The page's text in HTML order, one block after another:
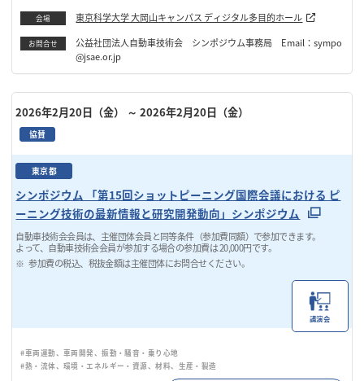
会場 東京科学大学 大岡山キャンパス ディジタル多目的ホール
お問合せ
公益社団法人自動車技術会 シンポジウム事務局 Email：sympo
@jsae.or.jp
2026年2月20日（金） ～ 2026年2月20日（金）
協賛
東京都
シンポジウム 「第15回ショットピーニング国際会議における ピ
ーニング技術の最新情報と研究開発動向」シンポジウム
自動車技術会会員は、主催団体会員と同等条件（参加費同額）で参加できます。
よって、自動車技術会会員が参加する場合の参加費は 20,000円です。
参加費の税込、税抜金額は主催団体にお問合せください。
講演会
#車両運動、車両開発、振動・騒音・乗り心地
#熱・流体、環境・エネルギー・資源、材料、生産・製造